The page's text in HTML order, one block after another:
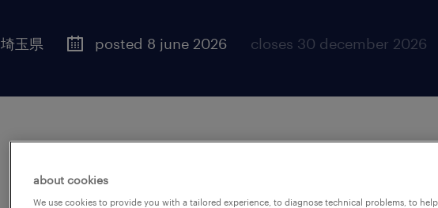
埼玉県 posted 8 june 2026 closes 30 december 2026
about cookies
We use cookies to provide you with a tailored experience, to diagnose technical problems, to